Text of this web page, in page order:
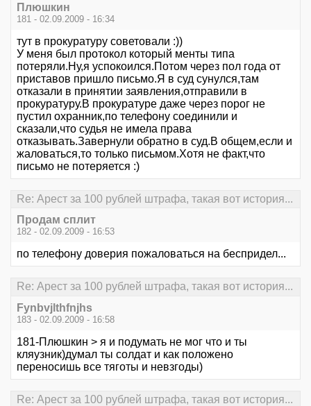
Плюшкин
181 - 02.09.2009 - 16:34
тут в прокуратуру советовали :))
У меня был протокол который менты типа
потеряли.Ну,я успокоился.Потом через пол года от
приставов пришло письмо.Я в суд сунулся,там
отказали в принятии заявления,отправили в
прокуратуру.В прокуратуре даже через порог не
пустил охранник,по телефону соединили и
сказали,что судья не имела права
отказывать.Завернули обратно в суд.В общем,если и
жаловаться,то только письмом.Хотя не факт,что
письмо не потеряется :)
Re: Арест за 100 рублей штрафа, такая вот история...
Продам сплит
182 - 02.09.2009 - 16:53
по телефону доверия пожаловаться на беспридел...
Re: Арест за 100 рублей штрафа, такая вот история...
Fynbvjlthfnjhs
183 - 02.09.2009 - 16:58
181-Плюшкин > я и подумать не мог что и ты
кляузник)думал ты солдат и как положено
переносишь все тяготы и невзгоды)
Re: Арест за 100 рублей штрафа, такая вот история...